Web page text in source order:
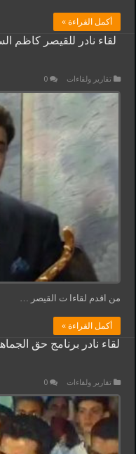
أكمل القراءة »
لقاء نادر للقيصر كاظم
تقارير ولقاءات 0
من اقدم لقاءا ت القيصر …
أكمل القراءة »
لقاء نادر برنامج حق
تقارير ولقاءات 0